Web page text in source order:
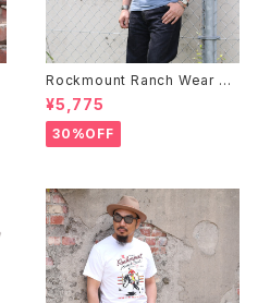
Rockmount Ranch Wear ロ
ックマウント ランチウェア Chie
f Western T-Shirt 半袖Tシャ
ツ 全2色
¥5,775
30%OFF